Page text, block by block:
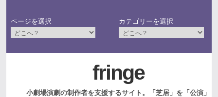
ページを選択 カテゴリーを選択
fringe
小劇場演劇の制作者を支援するサイト。「芝居」を「公演」